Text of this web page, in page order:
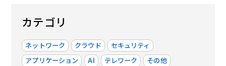
カテゴリ
ネットワーク クラウド
セキュリティ
アプリケーション
AI テレワーク その他